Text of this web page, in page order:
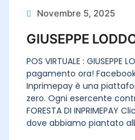
Novembre 5, 2025
GIUSEPPE
POS VIRTUALE :
pagamento ora!
Inprimepay è una
zero. Ogni esercente
FORESTA DI INPRIMEPAY
dove abbiamo piantato